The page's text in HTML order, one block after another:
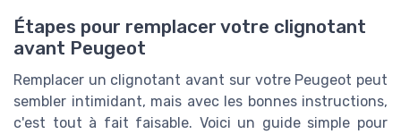
Étapes pour remplacer votre clignotant
avant Peugeot
Remplacer un clignotant avant sur votre Peugeot peut
sembler intimidant, mais avec les bonnes instructions,
c'est tout à fait faisable. Voici un guide simple pour